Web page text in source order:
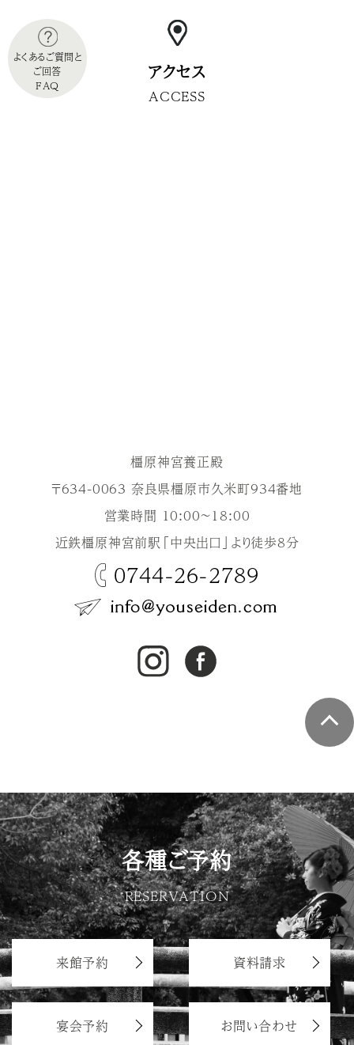
アクセス
ACCESS
橿原神宮養正殿
〒634-0063 奈良県橿原市久米町934番地
営業時間 10:00～18:00
近鉄橿原神宮前駅「中央出口」より徒歩8分
0744-26-2789
よくあるご質問と
ご回答
FAQ
各種ご予約
RESERVATION
来館予約 資料請求
宴会予約 お問い合わせ